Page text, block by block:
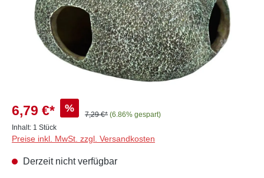
6,79 €* %
7,29 €* (6.86% gespart)
Inhalt: 1 Stück
Preise inkl. MwSt. zzgl. Versandkosten
Derzeit nicht verfügbar